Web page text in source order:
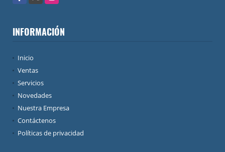
INFORMACIÓN
Inicio
Ventas
Servicios
Novedades
Nuestra Empresa
Contáctenos
Políticas de privacidad